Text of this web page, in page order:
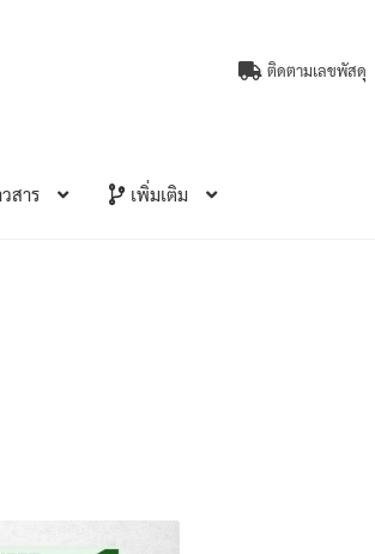
ติดตามเลขพัสดุ
สาร เพิ่มเติม